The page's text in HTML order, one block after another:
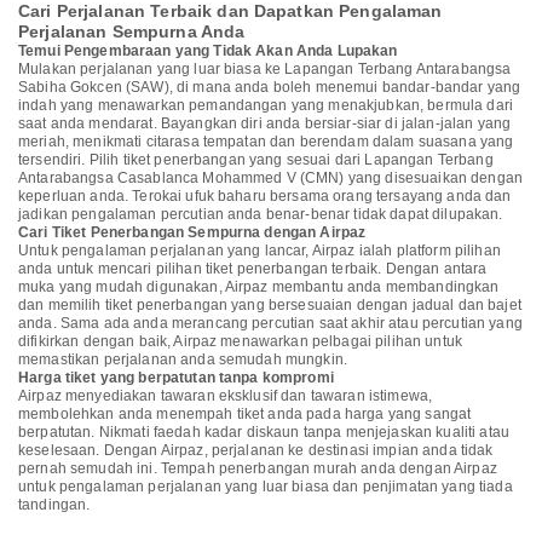
Cari Perjalanan Terbaik dan Dapatkan Pengalaman
Perjalanan Sempurna Anda
Temui Pengembaraan yang Tidak Akan Anda Lupakan
Mulakan perjalanan yang luar biasa ke Lapangan Terbang Antarabangsa
Sabiha Gokcen (SAW), di mana anda boleh menemui bandar-bandar yang
indah yang menawarkan pemandangan yang menakjubkan, bermula dari
saat anda mendarat. Bayangkan diri anda bersiar-siar di jalan-jalan yang
meriah, menikmati citarasa tempatan dan berendam dalam suasana yang
tersendiri. Pilih tiket penerbangan yang sesuai dari Lapangan Terbang
Antarabangsa Casablanca Mohammed V (CMN) yang disesuaikan dengan
keperluan anda. Terokai ufuk baharu bersama orang tersayang anda dan
jadikan pengalaman percutian anda benar-benar tidak dapat dilupakan.
Cari Tiket Penerbangan Sempurna dengan Airpaz
Untuk pengalaman perjalanan yang lancar, Airpaz ialah platform pilihan
anda untuk mencari pilihan tiket penerbangan terbaik. Dengan antara
muka yang mudah digunakan, Airpaz membantu anda membandingkan
dan memilih tiket penerbangan yang bersesuaian dengan jadual dan bajet
anda. Sama ada anda merancang percutian saat akhir atau percutian yang
difikirkan dengan baik, Airpaz menawarkan pelbagai pilihan untuk
memastikan perjalanan anda semudah mungkin.
Harga tiket yang berpatutan tanpa kompromi
Airpaz menyediakan tawaran eksklusif dan tawaran istimewa,
membolehkan anda menempah tiket anda pada harga yang sangat
berpatutan. Nikmati faedah kadar diskaun tanpa menjejaskan kualiti atau
keselesaan. Dengan Airpaz, perjalanan ke destinasi impian anda tidak
pernah semudah ini. Tempah penerbangan murah anda dengan Airpaz
untuk pengalaman perjalanan yang luar biasa dan penjimatan yang tiada
tandingan.